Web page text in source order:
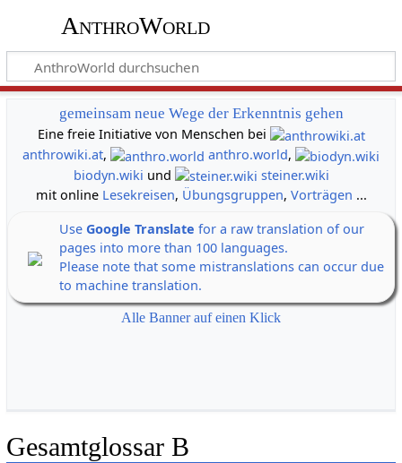
AnthroWorld
gemeinsam neue Wege der Erkenntnis gehen
Eine freie Initiative von Menschen bei
anthrowiki.at, anthro.world,
biodyn.wiki und
steiner.wiki
mit online Lesekreisen, Übungsgruppen, Vorträgen ...
Use Google Translate for a raw translation of our
pages into more than 100 languages.
Please note that some mistranslations can occur due
to machine translation.
Alle Banner auf einen Klick
Gesamtglossar B